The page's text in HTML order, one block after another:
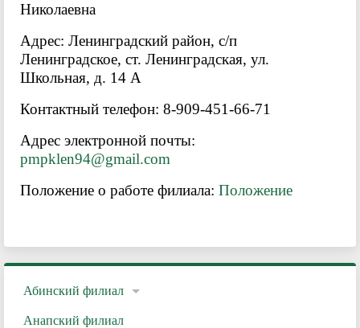
Николаевна
Адрес: Ленинградский район, с/п
Ленинградское, ст. Ленинградская, ул.
Школьная, д. 14 А
Контактный телефон: 8-909-451-66-71
Адрес электронной почты:
pmpklen94@gmail.com
Положение о работе филиала: Положение
Абинский филиал
Анапский филиал